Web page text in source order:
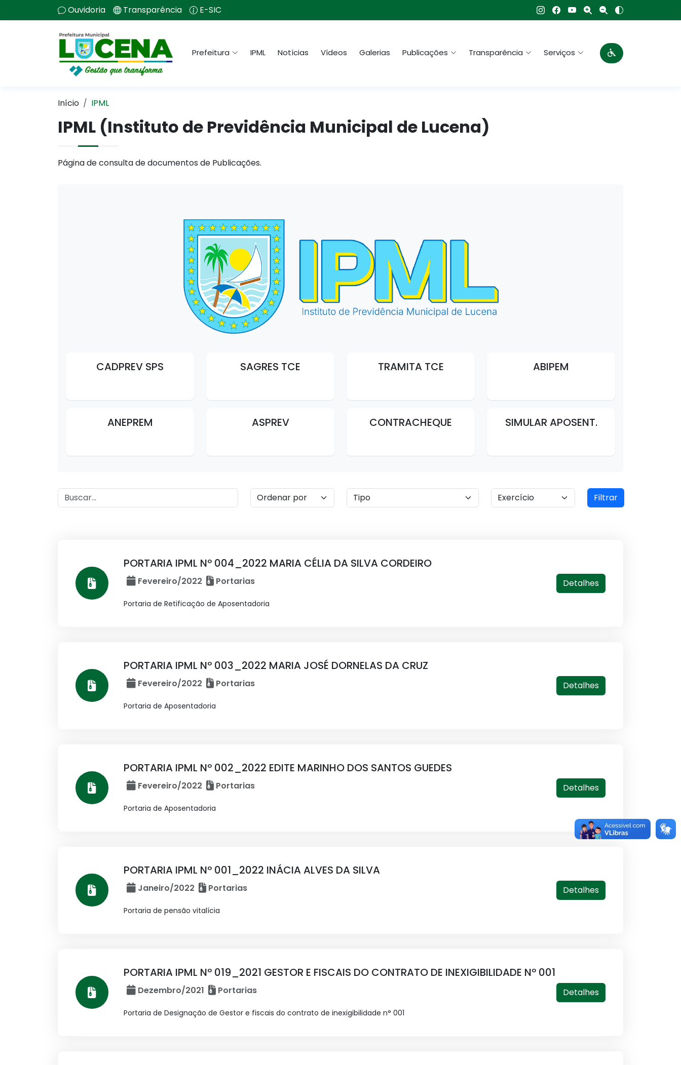
Ouvidoria Transparência E-SIC
Prefeitura IPML Notícias Vídeos Galerias Publicações Transparência Serviços
Início IPML
IPML (Instituto de Previdência Municipal de Lucena)
Página de consulta de documentos de Publicações.
CADPREV SPS SAGRES TCE TRAMITA TCE ABIPEM
ANEPREM ASPREV CONTRACHEQUE SIMULAR APOSENT.
Filtrar
PORTARIA IPML Nº 004_2022 MARIA CÉLIA DA SILVA CORDEIRO
Fevereiro/2022 Portarias
Portaria de Retificação de Aposentadoria
Detalhes
PORTARIA IPML Nº 003_2022 MARIA JOSÉ DORNELAS DA CRUZ
Fevereiro/2022 Portarias
Portaria de Aposentadoria
Detalhes
PORTARIA IPML Nº 002_2022 EDITE MARINHO DOS SANTOS GUEDES
Fevereiro/2022 Portarias
Portaria de Aposentadoria
Detalhes
PORTARIA IPML Nº 001_2022 INÁCIA ALVES DA SILVA
Janeiro/2022 Portarias
Portaria de pensão vitalícia
Detalhes
PORTARIA IPML Nº 019_2021 GESTOR E FISCAIS DO CONTRATO DE INEXIGIBILIDADE Nº 001
Dezembro/2021 Portarias
Portaria de Designação de Gestor e fiscais do contrato de inexigibilidade n° 001
Detalhes